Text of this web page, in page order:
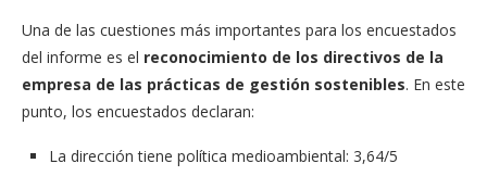
Una de las cuestiones más importantes para los encuestados
del informe es el reconocimiento de los directivos de la
empresa de las prácticas de gestión sostenibles. En este
punto, los encuestados declaran:
La dirección tiene política medioambiental: 3,64/5